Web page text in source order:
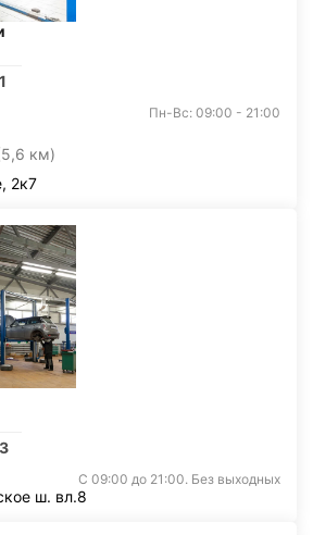
км)
Пн-Вс: 09:00 - 21:00
2к7
С 09:00 до 21:00. Без выходных
ш. вл.8